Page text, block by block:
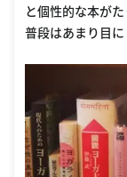
と個性的な本がた
普段はあまり目に